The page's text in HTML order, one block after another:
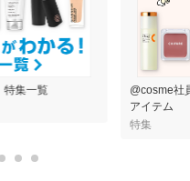
特集一覧
@cosme社
アイテム
特集